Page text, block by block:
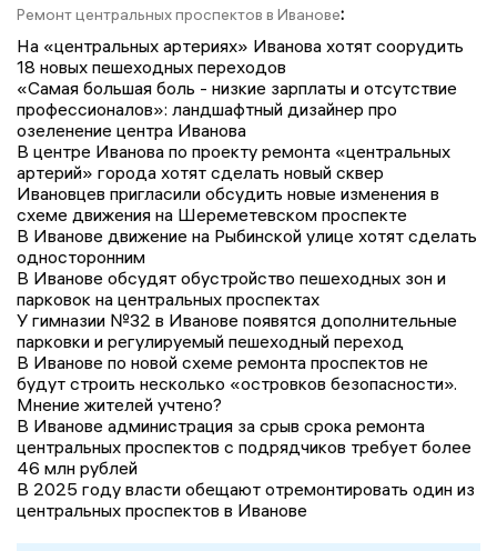
Ремонт центральных проспектов в Иванове:
На «центральных артериях» Иванова хотят соорудить
18 новых пешеходных переходов
«Самая большая боль - низкие зарплаты и отсутствие
профессионалов»: ландшафтный дизайнер про
озеленение центра Иванова
В центре Иванова по проекту ремонта «центральных
артерий» города хотят сделать новый сквер
Ивановцев пригласили обсудить новые изменения в
схеме движения на Шереметевском проспекте
В Иванове движение на Рыбинской улице хотят сделать
односторонним
В Иванове обсудят обустройство пешеходных зон и
парковок на центральных проспектах
У гимназии №32 в Иванове появятся дополнительные
парковки и регулируемый пешеходный переход
В Иванове по новой схеме ремонта проспектов не
будут строить несколько «островков безопасности».
Мнение жителей учтено?
В Иванове администрация за срыв срока ремонта
центральных проспектов с подрядчиков требует более
46 млн рублей
В 2025 году власти обещают отремонтировать один из
центральных проспектов в Иванове